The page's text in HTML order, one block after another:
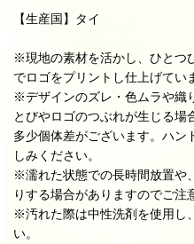
【生産国】タイ
※現地の素材を活かし、ひとつ
でロゴをプリントし仕上げてい
※デザインのズレ・色ムラや織
とびやロゴのつぶれが生じる場
多少個体差がございます。ハン
しみください。
※濡れた状態での長時間放置や
りする場合がありますのでご注
※汚れた際は中性洗剤を使用し
い。